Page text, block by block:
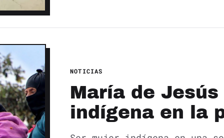
NOTICIAS
María de
indígena en la